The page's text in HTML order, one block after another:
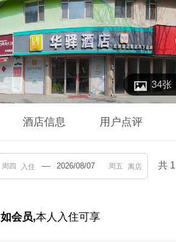
 34张
酒店信息 用户点评
入住 离店 共 1
如会员,本人入住可享